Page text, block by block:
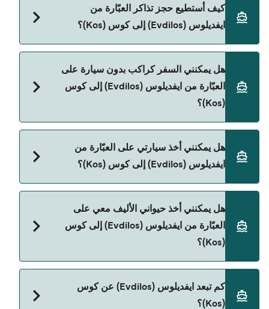
ايفديلوس (Evdilos) إلى كوس (Kos).
كيف أستطيع حجز تذاكر العبّارة من
ايفديلوس (Evdilos) إلى كوس (Kos)؟
صفحة العروض لمعرفة أحدث التخفيضات.
هل يمكنني السفر كراكب بدون سيارة على
العبّارة من ايفديلوس (Evdilos) إلى كوس
(Kos)؟
نعم، يمكنك السفر كراكب بدون سيارة من ايفديلوس
(Evdilos) إلى كوس (Kos) مع:
هل يمكنني أخذ سيارتي على العبّارة من
ايفديلوس (Evdilos) إلى كوس (Kos)؟
نعم، يمكنك السفر مع سيارتك على العبّارة من ايفديلوس
Hellenic Seaways
هل يمكنني أخذ حيواني الأليف معي على
العبّارة من ايفديلوس (Evdilos) إلى كوس
(Kos)؟
ايفديلوس (Evdilos) و كوس (Kos).
كم تبعد ايفديلوس (Evdilos) عن كوس
(Kos)؟